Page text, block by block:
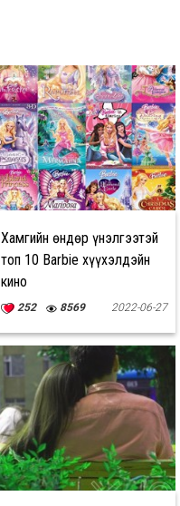
Хамгийн өндөр үнэлгээтэй
топ 10 Barbie хүүхэлдэйн
кино
252 8569 2022-06-27